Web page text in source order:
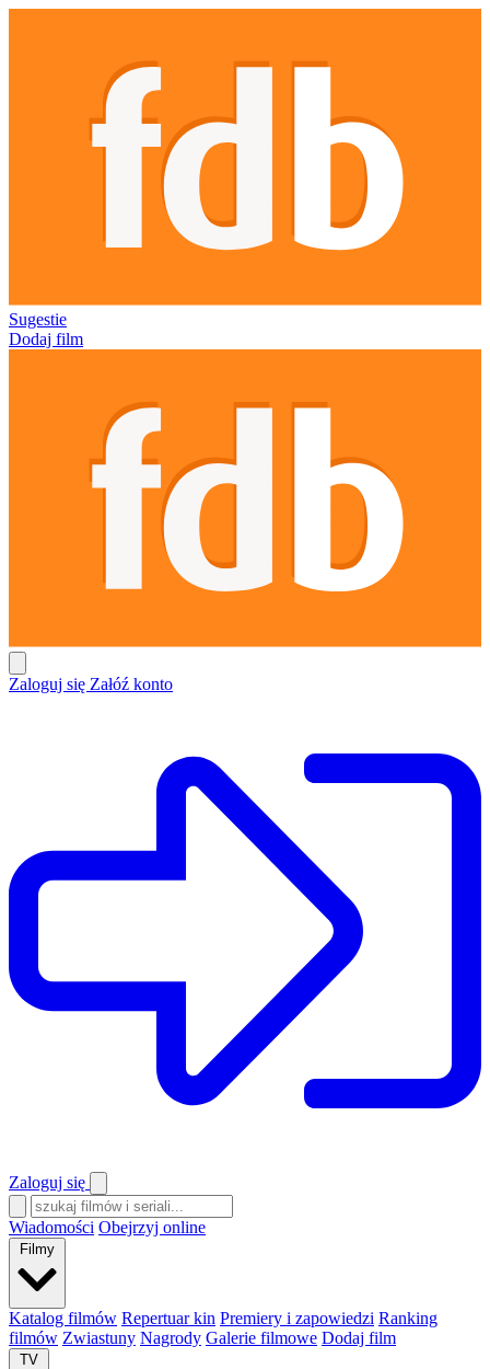
Sugestie
Dodaj film
Zaloguj się Załóź konto
Zaloguj się
Wiadomości Obejrzyj online
Filmy
Katalog filmów Repertuar kin Premiery i zapowiedzi Ranking
filmów Zwiastuny Nagrody Galerie filmowe Dodaj film
TV